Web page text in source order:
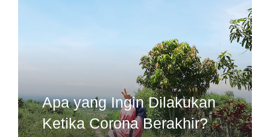
Apa yang Ingin Dilakukan
Ketika Corona Berakhir?